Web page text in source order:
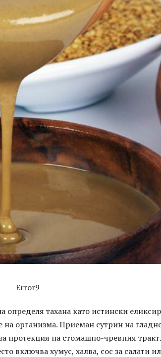
Error9
тахана като истински
на организма. Приеман сутрин на
протекция на стомашно-чревния тракт.
включва хумус, халва, сос за салати